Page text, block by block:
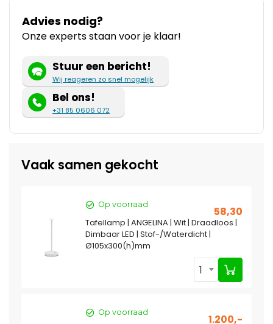
Advies nodig?
Onze experts staan voor je klaar!
Stuur een bericht!
Wij reageren zo snel mogelijk
Bel ons!
+31 85 0606 072
Vaak samen gekocht
Op voorraad
58,30
Tafellamp | ANGELINA | Wit | Draadloos |
Dimbaar LED | Stof-/Waterdicht |
Ø105x300(h)mm
1
Op voorraad
1.200,-